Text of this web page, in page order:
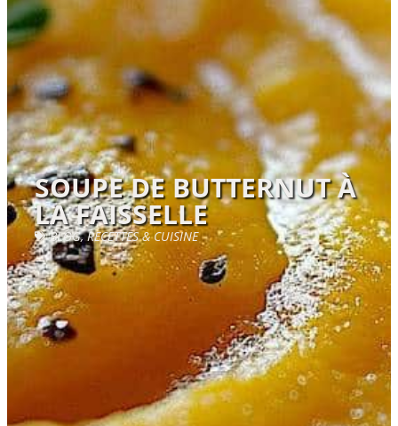
SOUPE DE BUTTERNUT À
LA FAISSELLE
BLOG,RECETTES & CUISINE